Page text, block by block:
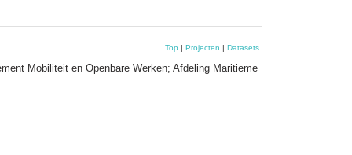
Top | Projecten | Datasets
Mobiliteit en Openbare Werken; Afdeling Maritieme